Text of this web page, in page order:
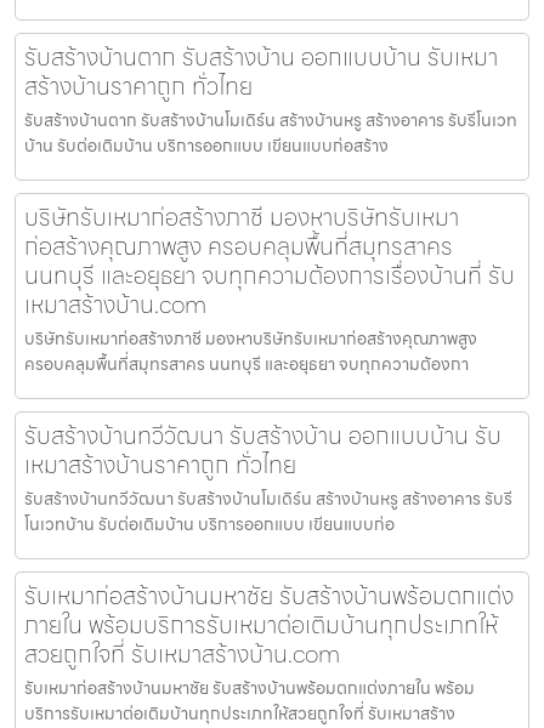
รับสร้างบ้านตาก รับสร้างบ้าน ออกแบบบ้าน รับเหมา
สร้างบ้านราคาถูก ทั่วไทย
รับสร้างบ้านตาก รับสร้างบ้านโมเดิร์น สร้างบ้านหรู สร้างอาคาร รับรีโนเวท
บ้าน รับต่อเติมบ้าน บริการออกแบบ เขียนแบบก่อสร้าง
บริษัทรับเหมาก่อสร้างภาชี มองหาบริษัทรับเหมา
ก่อสร้างคุณภาพสูง ครอบคลุมพื้นที่สมุทรสาคร
นนทบุรี และอยุธยา จบทุกความต้องการเรื่องบ้านที่ รับ
เหมาสร้างบ้าน.com
บริษัทรับเหมาก่อสร้างภาชี มองหาบริษัทรับเหมาก่อสร้างคุณภาพสูง
ครอบคลุมพื้นที่สมุทรสาคร นนทบุรี และอยุธยา จบทุกความต้องกา
รับสร้างบ้านทวีวัฒนา รับสร้างบ้าน ออกแบบบ้าน รับ
เหมาสร้างบ้านราคาถูก ทั่วไทย
รับสร้างบ้านทวีวัฒนา รับสร้างบ้านโมเดิร์น สร้างบ้านหรู สร้างอาคาร รับรี
โนเวทบ้าน รับต่อเติมบ้าน บริการออกแบบ เขียนแบบก่อ
รับเหมาก่อสร้างบ้านมหาชัย รับสร้างบ้านพร้อมตกแต่ง
ภายใน พร้อมบริการรับเหมาต่อเติมบ้านทุกประเภทให้
สวยถูกใจที่ รับเหมาสร้างบ้าน.com
รับเหมาก่อสร้างบ้านมหาชัย รับสร้างบ้านพร้อมตกแต่งภายใน พร้อม
บริการรับเหมาต่อเติมบ้านทุกประเภทให้สวยถูกใจที่ รับเหมาสร้าง